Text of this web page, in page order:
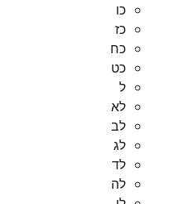
כו
כז
כח
כט
ל
לא
לב
לג
לד
לה